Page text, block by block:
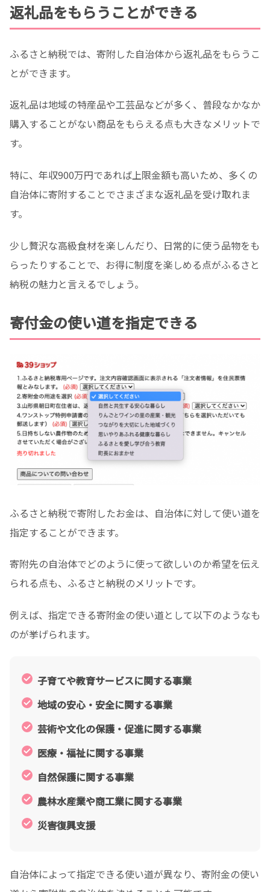
返礼品をもらうことができる
ふるさと納税では、寄附した自治体から返礼品をもらうこ
とができます。
返礼品は地域の特産品や工芸品などが多く、普段なかなか
購入することがない商品をもらえる点も大きなメリットで
す。
特に、年収900万円であれば上限金額も高いため、多くの
自治体に寄附することでさまざまな返礼品を受け取れま
す。
少し贅沢な高級食材を楽しんだり、日常的に使う品物をも
らったりすることで、お得に制度を楽しめる点がふるさと
納税の魅力と言えるでしょう。
寄付金の使い道を指定できる
ふるさと納税で寄附したお金は、自治体に対して使い道を
指定することができます。
寄附先の自治体でどのように使って欲しいのか希望を伝え
られる点も、ふるさと納税のメリットです。
例えば、指定できる寄附金の使い道として以下のようなも
のが挙げられます。
子育てや教育サービスに関する事業
地域の安心・安全に関する事業
芸術や文化の保護・促進に関する事業
医療・福祉に関する事業
自然保護に関する事業
農林水産業や商工業に関する事業
災害復興支援
自治体によって指定できる使い道が異なり、寄附金の使い